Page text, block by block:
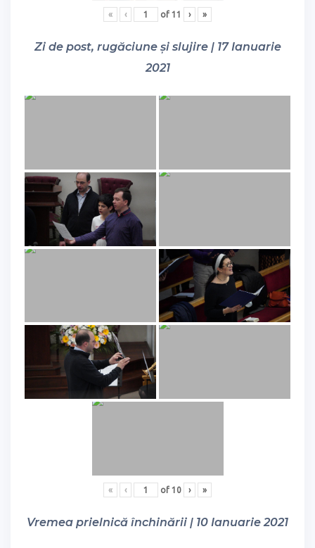
« ‹ of 11 › »
Zi de post, rugăciune și slujire | 17 Ianuarie
2021
« ‹ of 10 › »
Vremea prielnică închinării | 10 Ianuarie 2021